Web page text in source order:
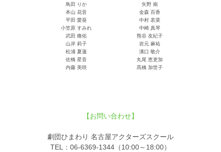
鳥田 りか
矢野 南
本山 花音
金森 百香
平田 愛葵
中村 若菜
小笠原 すみれ
中崎 真琴
武田 脩佑
熊谷 友紀子
山岸 莉子
岩元 麻祐
松浦 夏蓮
溝口 敬介
佐橋 星音
丸尾 恵吏加
内藤 美咲
髙橋 加世子
【お問い合わせ】
劇団ひまわり 名古屋アクターズスクール
TEL：06-6369-1344（10:00～18:00）